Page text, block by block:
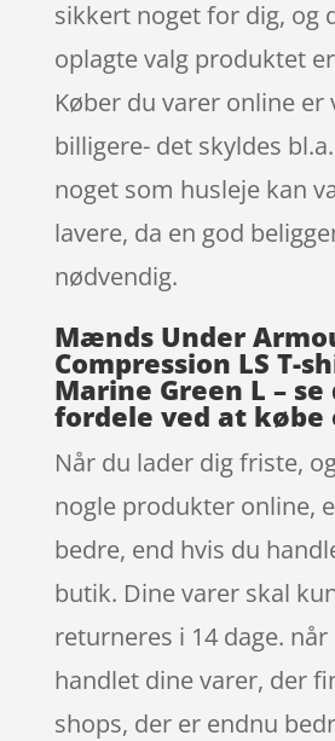
sikkert noget for dig, og
oplagte valg produktet
Køber du varer online er
billigere- det skyldes
noget som husleje kan
lavere, da en god
nødvendig.
Mænds Under
Compression LS T-
Marine Green L – se
fordele ved at købe
Når du lader dig friste,
nogle produkter online,
bedre, end hvis du
butik. Dine varer skal
returneres i 14 dage.
handlet dine varer, der
shops, der er endnu